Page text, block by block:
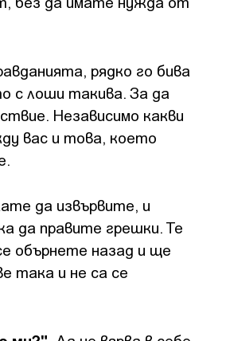
рядко го бива
с лоши такива. За да
Независимо какви
вас и това, което
да извървите, и
да правите грешки. Те
обърнете назад и ще
така и не са се